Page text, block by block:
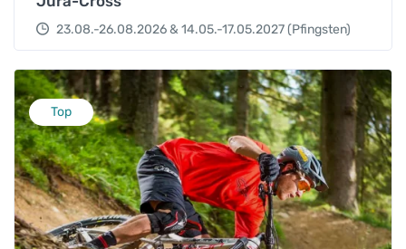
23.08.-26.08.2026 & 14.05.-17.05.2027 (Pfingsten)
Top